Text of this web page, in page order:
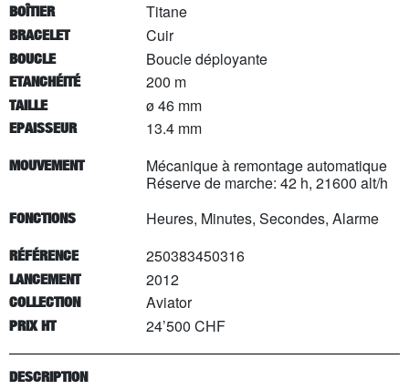
BOÎTIER Titane
BRACELET Cuir
BOUCLE Boucle déployante
ETANCHÉITÉ 200 m
TAILLE ø 46 mm
EPAISSEUR 13.4 mm
MOUVEMENT
Mécanique à remontage automatique
Réserve de marche: 42 h, 21600 alt/h
FONCTIONS Heures, Minutes, Secondes, Alarme
RÉFÉRENCE 250383450316
LANCEMENT 2012
COLLECTION Aviator
PRIX HT 24’500 CHF
DESCRIPTION